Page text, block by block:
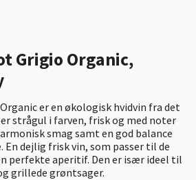
Grigio Organic,
er en økologisk hvidvin fra det
strågul i farven, frisk og med noter
smag samt en god balance
dejlig frisk vin, som passer til de
perfekte aperitif. Den er især ideel til
grillede grøntsager.